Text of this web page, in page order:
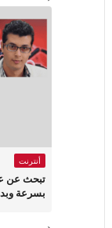
أنترنت
تبحث عن
بسرعة